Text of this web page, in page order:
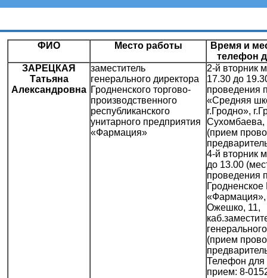
ФИО Место работы
Время и
телефон
ЗАРЕЦКАЯ
Татьяна
Александровна
заместитель
генерального директора
Гродненского торгово-
производственного
республиканского
унитарного предприятия
«Фармация»
2-й вторник
17.30 до
проведения
«Средняя
г.Гродно»,
Сухомбаева,
(прием
4-й вторник
до 13.00
проведения
«Фармация»,
Ожешко, 11,
(прием
Телефон для
прием: 8-